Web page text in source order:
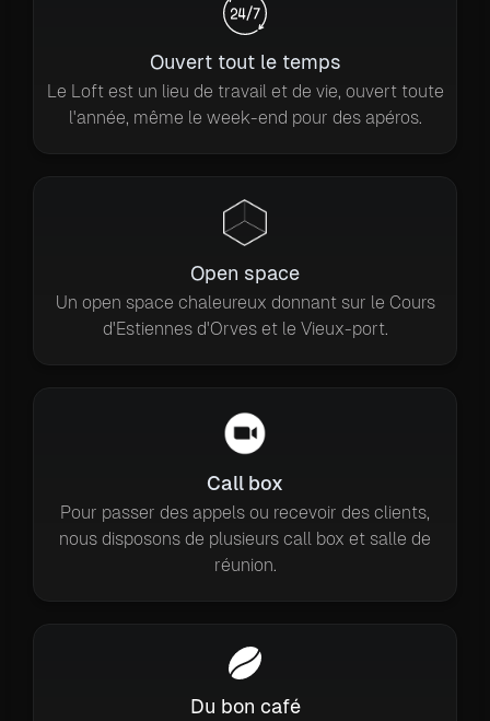
Ouvert tout le temps
Le Loft est un lieu de travail et de vie, ouvert toute
l'année, même le week-end pour des apéros.
Open space
Un open space chaleureux donnant sur le Cours
d'Estiennes d'Orves et le Vieux-port.
Call box
Pour passer des appels ou recevoir des clients,
nous disposons de plusieurs call box et salle de
réunion.
Du bon café